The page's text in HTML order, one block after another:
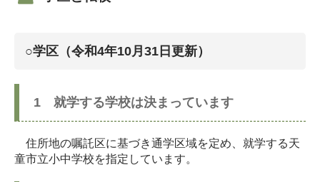
○学区（令和4年10月31日更新）
1 就学する学校は決まっています
住所地の嘱託区に基づき通学区域を定め、就学する天
童市立小中学校を指定しています。